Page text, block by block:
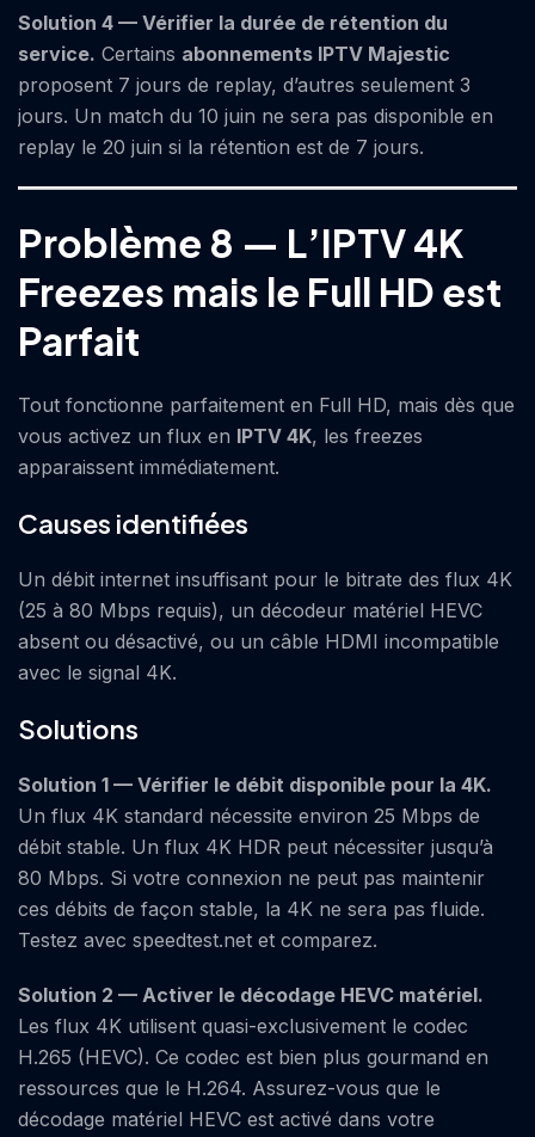
Solution 4 — Vérifier la durée de rétention du
service. Certains abonnements IPTV Majestic
proposent 7 jours de replay, d’autres seulement 3
jours. Un match du 10 juin ne sera pas disponible en
replay le 20 juin si la rétention est de 7 jours.
Problème 8 — L’IPTV 4K
Freezes mais le Full HD est
Parfait
Tout fonctionne parfaitement en Full HD, mais dès que
vous activez un flux en IPTV 4K, les freezes
apparaissent immédiatement.
Causes identifiées
Un débit internet insuffisant pour le bitrate des flux 4K
(25 à 80 Mbps requis), un décodeur matériel HEVC
absent ou désactivé, ou un câble HDMI incompatible
avec le signal 4K.
Solutions
Solution 1 — Vérifier le débit disponible pour la 4K.
Un flux 4K standard nécessite environ 25 Mbps de
débit stable. Un flux 4K HDR peut nécessiter jusqu’à
80 Mbps. Si votre connexion ne peut pas maintenir
ces débits de façon stable, la 4K ne sera pas fluide.
Testez avec speedtest.net et comparez.
Solution 2 — Activer le décodage HEVC matériel.
Les flux 4K utilisent quasi-exclusivement le codec
H.265 (HEVC). Ce codec est bien plus gourmand en
ressources que le H.264. Assurez-vous que le
décodage matériel HEVC est activé dans votre